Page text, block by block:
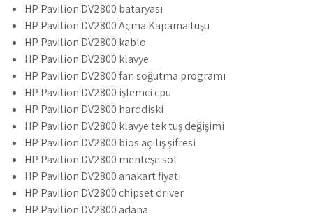
HP Pavilion DV2800 bataryası
HP Pavilion DV2800 Açma Kapama tuşu
HP Pavilion DV2800 kablo
HP Pavilion DV2800 klavye
HP Pavilion DV2800 fan soğutma programı
HP Pavilion DV2800 işlemci cpu
HP Pavilion DV2800 harddiski
HP Pavilion DV2800 klavye tek tuş değişimi
HP Pavilion DV2800 bios açılış şifresi
HP Pavilion DV2800 menteşe sol
HP Pavilion DV2800 anakart fiyatı
HP Pavilion DV2800 chipset driver
HP Pavilion DV2800 adana